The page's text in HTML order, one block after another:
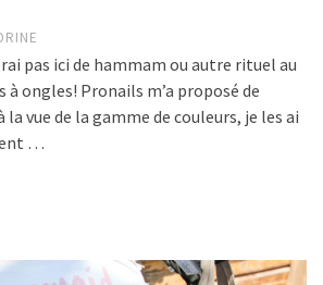
pas ici de hammam ou autre rituel au
à ongles! Pronails m’a proposé de
vue de la gamme de couleurs, je les ai
…